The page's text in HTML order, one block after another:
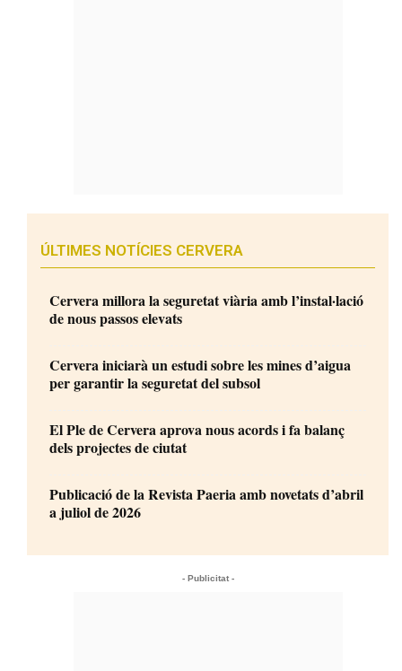
ÚLTIMES NOTÍCIES CERVERA
Cervera millora la seguretat viària amb l’instal·lació
de nous passos elevats
Cervera iniciarà un estudi sobre les mines d’aigua
per garantir la seguretat del subsol
El Ple de Cervera aprova nous acords i fa balanç
dels projectes de ciutat
Publicació de la Revista Paeria amb novetats d’abril
a juliol de 2026
- Publicitat -